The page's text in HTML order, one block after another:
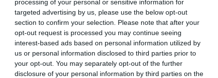
processing of your personal or sensitive information for
targeted advertising by us, please use the below opt-out
section to confirm your selection. Please note that after your
opt-out request is processed you may continue seeing
interest-based ads based on personal information utilized by
us or personal information disclosed to third parties prior to
your opt-out. You may separately opt-out of the further
disclosure of your personal information by third parties on the
Η πιο ταξιδιάρικη
βαλίτσα του φετινού
καλοκαιριού έχει την
υπογραφή της Xiaomi
31.07.2026
ΟΛΗ Η ΡΟΗ ΕΙΔΗΣΕΩΝ